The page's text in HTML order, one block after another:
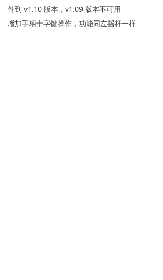
件到 v1.10 版本，v1.09 版本不可用
增加手柄十字键操作，功能同左摇杆一样